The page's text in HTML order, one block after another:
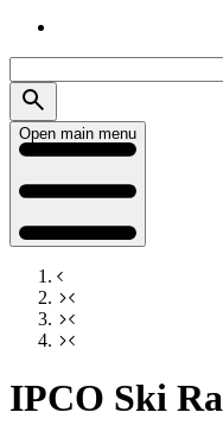
Open main menu
IPCO Ski